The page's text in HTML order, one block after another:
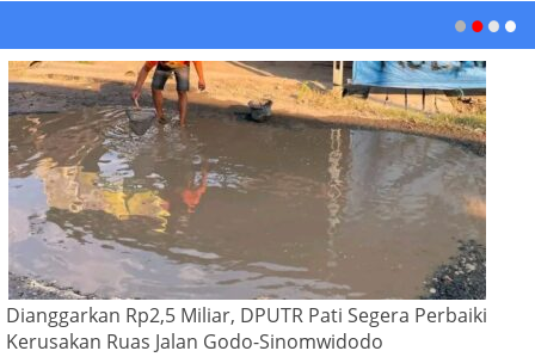
Dianggarkan Rp2,5 Miliar, DPUTR Pati Segera Perbaiki
Kerusakan Ruas Jalan Godo-Sinomwidodo